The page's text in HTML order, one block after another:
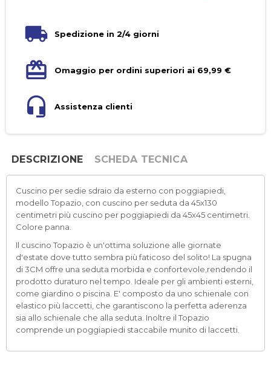
Spedizione in 2/4 giorni
Omaggio per ordini superiori ai 69,99 €
Assistenza clienti
DESCRIZIONE SCHEDA TECNICA
Cuscino per sedie sdraio da esterno con poggiapiedi,
modello Topazio, con cuscino per seduta da 45x130
centimetri più cuscino per poggiapiedi da 45x45 centimetri.
Colore panna.
Il cuscino Topazio è un'ottima soluzione alle giornate
d'estate dove tutto sembra più faticoso del solito! La spugna
di 3CM offre una seduta morbida e confortevole,rendendo il
prodotto duraturo nel tempo. Ideale per gli ambienti esterni,
come giardino o piscina. E' composto da uno schienale con
elastico più laccetti, che garantiscono la perfetta aderenza
sia allo schienale che alla seduta. Inoltre il Topazio
comprende un poggiapiedi staccabile munito di laccetti.